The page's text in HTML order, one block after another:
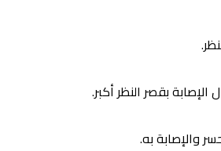
بقصر النظر أكبر.
والإصابة به.